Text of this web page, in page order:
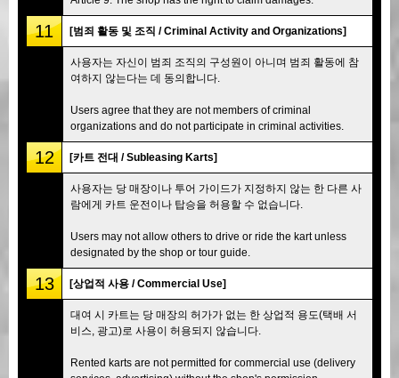
11 [범죄 활동 및 조직 / Criminal Activity and Organizations]
사용자는 자신이 범죄 조직의 구성원이 아니며 범죄 활동에 참
여하지 않는다는 데 동의합니다.
Users agree that they are not members of criminal
organizations and do not participate in criminal activities.
12 [카트 전대 / Subleasing Karts]
사용자는 당 매장이나 투어 가이드가 지정하지 않는 한 다른 사
람에게 카트 운전이나 탑승을 허용할 수 없습니다.
Users may not allow others to drive or ride the kart unless
designated by the shop or tour guide.
13 [상업적 사용 / Commercial Use]
대여 시 카트는 당 매장의 허가가 없는 한 상업적 용도(택배 서
비스, 광고)로 사용이 허용되지 않습니다.
Rented karts are not permitted for commercial use (delivery